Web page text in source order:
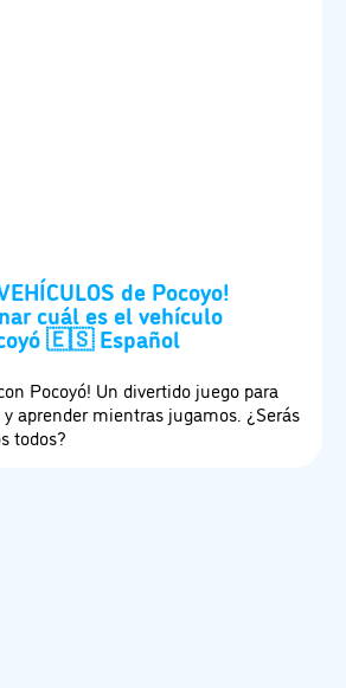
de Pocoyo!
cuál es el vehículo
🇪🇸 Español
Pocoyó! Un divertido juego para
aprender mientras jugamos. ¿Serás
todos?